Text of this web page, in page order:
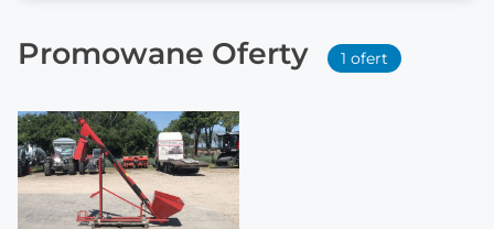
Promowane Oferty 1 ofert